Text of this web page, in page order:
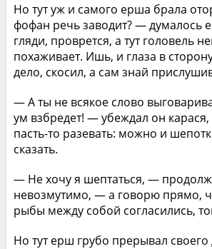
Но тут уж и самого ерша брала
фофан речь заводит? — думалось
гляди, проврется, а тут головель
похаживает. Ишь, и глаза в
дело, скосил, а сам знай
— А ты не всякое слово
ум взбредет! — убеждал он
пасть-то разевать: можно и
сказать.
— Не хочу я шептаться, —
невозмутимо, — а говорю прямо,
рыбы между собой согласились,
Но тут ерш грубо прерывал своего